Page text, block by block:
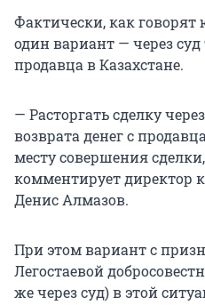
Фактически, как говорят
один вариант — через суд
продавца в Казахстане.
— Расторгать сделку
возврата денег с
месту совершения
комментирует директор
Денис Алмазов.
При этом вариант с
Легостаевой
же через суд) в этой